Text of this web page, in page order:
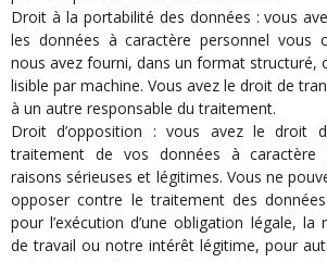
Droit à la portabilité des données : vous
les données à caractère personnel vous
nous avez fourni, dans un format structuré,
lisible par machine. Vous avez le droit de
à un autre responsable du traitement.
Droit d’opposition : vous avez le droit
traitement de vos données à caractère
raisons sérieuses et légitimes. Vous ne
opposer contre le traitement des
pour l’exécution d’une obligation légale,
de travail ou notre intérêt légitime, pour